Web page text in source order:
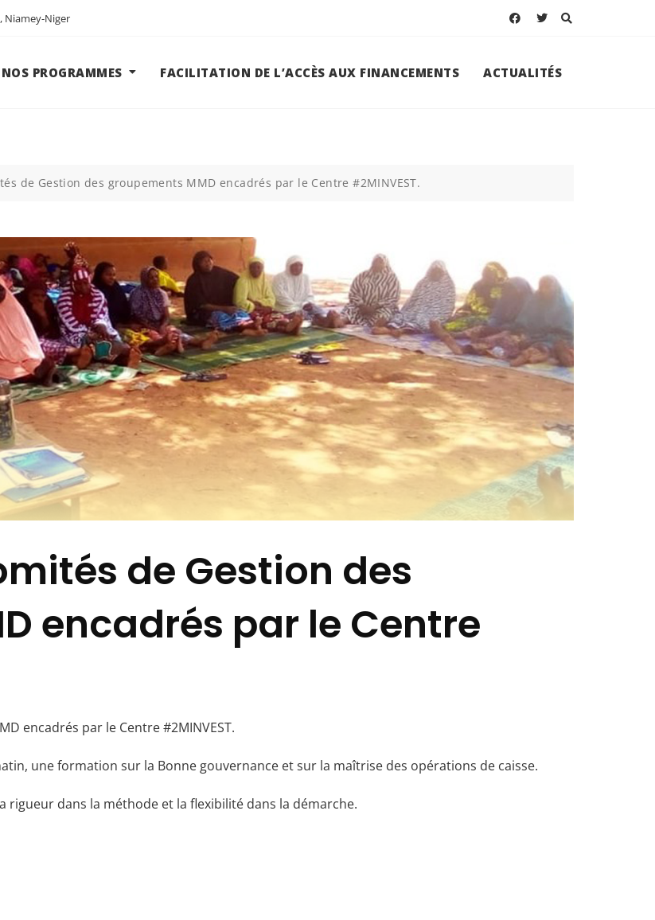
Niamey-Niger
NOS PROGRAMMES FACILITATION DE L’ACCÈS AUX FINANCEMENTS ACTUALITÉS
de Gestion des groupements MMD encadrés par le Centre #2MINVEST.
de Gestion des
encadrés par le Centre
encadrés par le Centre #2MINVEST.
une formation sur la Bonne gouvernance et sur la maîtrise des opérations de caisse.
dans la méthode et la flexibilité dans la démarche.